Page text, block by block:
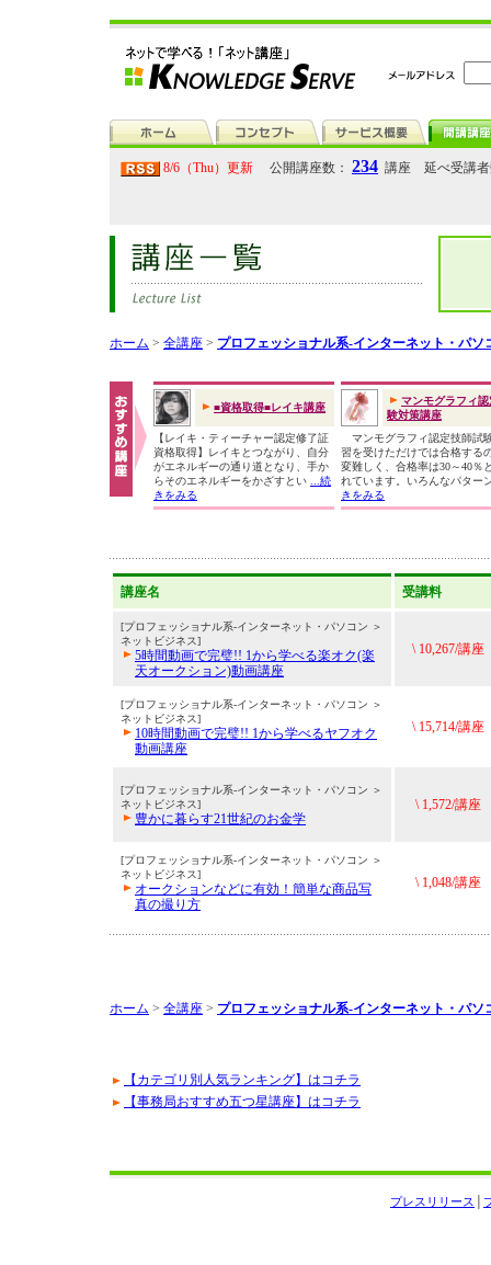
8/6（Thu）更新 公開講座数： 234 講座 延べ受講
ホーム > 全講座 > プロフェッショナル系-インターネット・パソ
■資格取得■レイキ講座
【レイキ・ティーチャー認定修了証
資格取得】レイキとつながり、自分
がエネルギーの通り道となり、手か
らそのエネルギーをかざすとい
...続
きをみる
マンモグラフィ認
験対策講座
マンモグラフィ認定技師試
習を受けただけでは合格する
変難しく、合格率は30～40％
れています。いろんなパター
きをみる
講座名 受講料
[プロフェッショナル系-インターネット・パソコン ＞
ネットビジネス]
5時間動画で完璧!! 1から学べる楽オク(楽
天オークション)動画講座
\ 10,267/講座
[プロフェッショナル系-インターネット・パソコン ＞
ネットビジネス]
10時間動画で完璧!! 1から学べるヤフオク
動画講座
\ 15,714/講座
[プロフェッショナル系-インターネット・パソコン ＞
ネットビジネス]
豊かに暮らす21世紀のお金学
\ 1,572/講座
[プロフェッショナル系-インターネット・パソコン ＞
ネットビジネス]
オークションなどに有効！簡単な商品写
真の撮り方
\ 1,048/講座
ホーム > 全講座 > プロフェッショナル系-インターネット・パソ
【カテゴリ別人気ランキング】はコチラ
【事務局おすすめ五つ星講座】はコチラ
プレスリリース